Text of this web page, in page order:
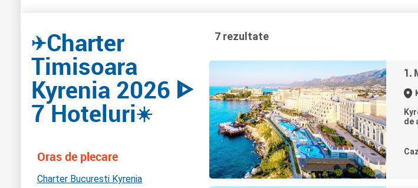
7 rezultate
1.
de
✈️Charter
Timisoara
Kyrenia 2026 ᐈ
7 Hoteluri☀️
Oras de plecare
Charter Bucuresti Kyrenia